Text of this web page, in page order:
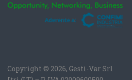
Copyright © 2026, Gesti-Var Srl